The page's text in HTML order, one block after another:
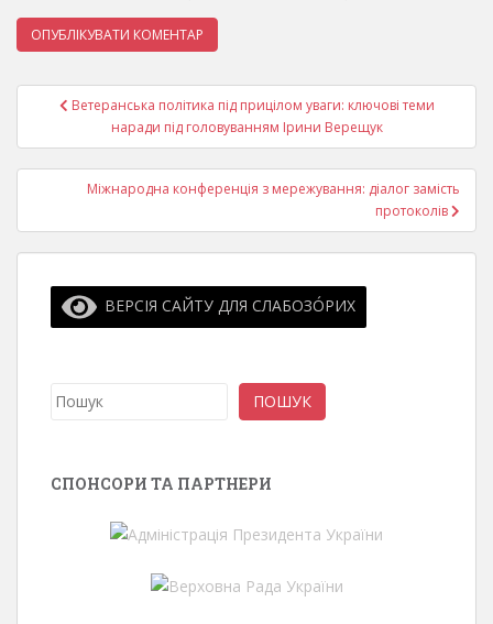
Навігація
записів
Ветеранська політика під прицілом уваги: ключові теми
наради під головуванням Ірини Верещук
Міжнародна конференція з мережування: діалог замість
протоколів
ВЕРСІЯ САЙТУ ДЛЯ СЛАБОЗО́РИХ
Пошук ПОШУК
СПОНСОРИ ТА ПАРТНЕРИ